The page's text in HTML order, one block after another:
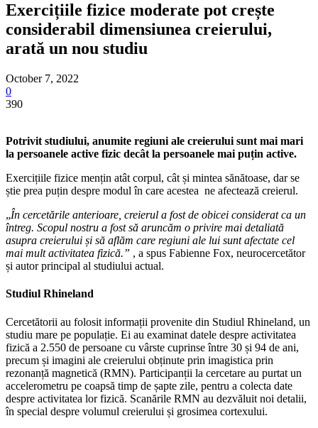
Exercițiile fizice moderate pot crește
considerabil dimensiunea creierului,
arată un nou studiu
October 7, 2022
0
390
Potrivit studiului, anumite regiuni ale creierului sunt mai mari
la persoanele active fizic decât la persoanele mai puțin active.
Exercițiile fizice mențin atât corpul, cât și mintea sănătoase, dar se
știe prea puțin despre modul în care acestea ne afectează creierul.
„În cercetările anterioare, creierul a fost de obicei considerat ca un
întreg. Scopul nostru a fost să aruncăm o privire mai detaliată
asupra creierului și să aflăm care regiuni ale lui sunt afectate cel
mai mult activitatea fizică.” , a spus Fabienne Fox, neurocercetător
și autor principal al studiului actual.
Studiul Rhineland
Cercetătorii au folosit informații provenite din Studiul Rhineland, un
studiu mare pe populație. Ei au examinat datele despre activitatea
fizică a 2.550 de persoane cu vârste cuprinse între 30 și 94 de ani,
precum și imagini ale creierului obținute prin imagistica prin
rezonanță magnetică (RMN). Participanții la cercetare au purtat un
accelerometru pe coapsă timp de șapte zile, pentru a colecta date
despre activitatea lor fizică. Scanările RMN au dezvăluit noi detalii,
în special despre volumul creierului și grosimea cortexului.